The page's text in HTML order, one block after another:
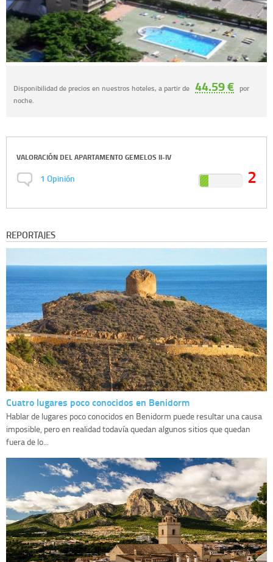
Disponibilidad de precios en nuestros hoteles, a partir de 44.59 € por
noche.
VALORACIÓN DELAPARTAMENTO GEMELOS II-IV
1 Opinión 2
REPORTAJES
Cuatro lugares poco conocidos en Benidorm
Hablar de lugares poco conocidos en Benidorm puede resultar una causa
imposible, pero en realidad todavía quedan algunos sitios que quedan
fuera de lo...